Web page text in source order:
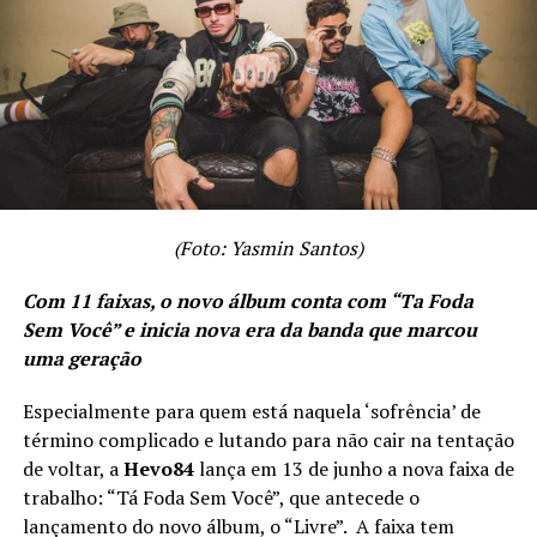
(Foto: Yasmin Santos)
Com 11 faixas, o novo álbum conta com “Ta Foda
Sem Você” e inicia nova era da banda que marcou
uma geração
Especialmente para quem está naquela ‘sofrência’ de
término complicado e lutando para não cair na tentação
de voltar, aHevo84lança em 13 de junho a nova faixa de
trabalho: “Tá Foda Sem Você”, que antecede o
lançamento do novo álbum, o “Livre”. A faixa tem